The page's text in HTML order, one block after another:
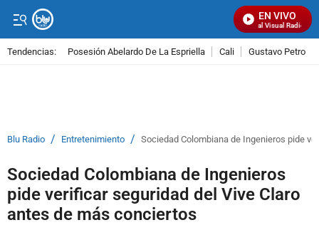
EN VIVO
Señal Visual Radio
Tendencias: Posesión Abelardo De La Espriella Cali Gustavo Petro
Blu Radio / Entretenimiento / Sociedad Colombiana de Ingenieros pide
Sociedad Colombiana de Ingenieros
pide verificar seguridad del Vive Claro
antes de más conciertos